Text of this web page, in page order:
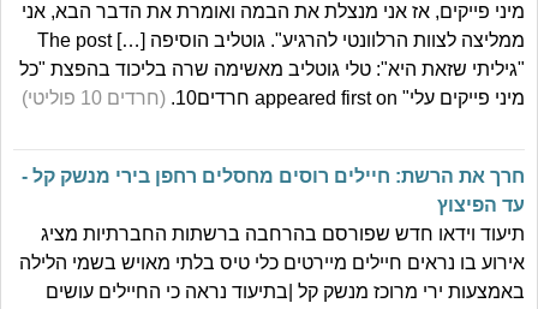
מיני פייקים, אז אני מנצלת את הבמה ואומרת את הדבר הבא, אני
ממליצה לצוות הרלוונטי להרגיע". גוטליב הוסיפה […] The post
"גיליתי שזאת היא": טלי גוטליב מאשימה שרה בליכוד בהפצת "כל
מיני פייקים עלי" appeared first on חרדים10.
(חרדים 10 פוליטי)
חרך את הרשת: חיילים רוסים מחסלים רחפן בירי מנשק קל -
עד הפיצוץ
תיעוד וידאו חדש שפורסם בהרחבה ברשתות החברתיות מציג
אירוע בו נראים חיילים מיירטים כלי טיס בלתי מאויש בשמי הלילה
באמצעות ירי מרוכז מנשק קל |בתיעוד נראה כי החיילים עושים